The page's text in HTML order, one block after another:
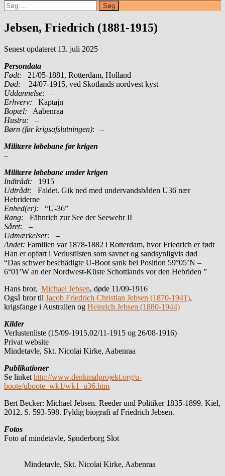
Søg
efter:
Jebsen, Friedrich (1881-1915)
Senest opdateret 13. juli 2025
Persondata
Født: 21/05-1881, Rotterdam, Holland
Død: 24/07-1915, ved Skotlands nordvest kyst
Uddannelse: –
Erhverv: Kaptajn
Bopæl: Aabenraa
Hustru: –
Børn (før krigsafslutningen): –
Militære løbebane før krigen
–
Militære løbebane under krigen
Indtrådt:
1915
Udtrådt: Faldet. Gik ned med undervandsbåden U36 nær
Hebriderne
Enhed(er):
“U-36”
Rang:
Fähnrich zur See der Seewehr II
Såret: –
Udmærkelser: –
Andet: Familien var 1878-1882 i Rotterdam, hvor Friedrich er født
Han er opført i Verlustlisten som savnet og sandsynligvis død
“Das schwer beschädigte U-Boot sank bei Position 59°05’N –
6°01’W an der Nordwest-Küste Schottlands vor den Hebriden ”
Hans bror, Michael Jebsen, døde 11/09-1916
Også bror til Jacob Friedrich Christian Jebsen (1870-1941),
krigsfange i Australien og Heinrich Jebsen (1880-1944)
Kilder
Verlustenliste (15/09-1915,02/11-1915 og 26/08-1916)
Privat website
Mindetavle, Skt. Nicolai Kirke, Aabenraa
Publikationer
Se linket http://www.denkmalprojekt.org/u-
boote/uboote_wk1/wk1_u36.htm
Bert Becker: Michael Jebsen. Reeder und Politiker 1835-1899. Kiel,
2012. S. 593-598. Fyldig biografi af Friedrich Jebsen.
Fotos
Foto af mindetavle, Sønderborg Slot
Mindetavle, Skt. Nicolai Kirke, Aabenraa